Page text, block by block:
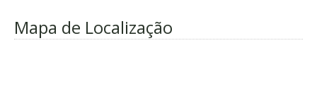
Mapa de Localização